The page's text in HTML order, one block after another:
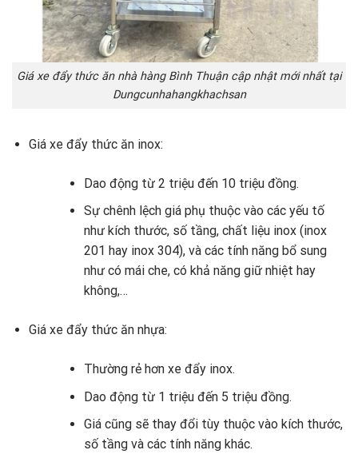
Giá xe đẩy thức ăn nhà hàng Bình Thuận cập nhật mới nhất tại
Dungcunhahangkhachsan
Giá xe đẩy thức ăn inox:
Dao động từ 2 triệu đến 10 triệu đồng.
Sự chênh lệch giá phụ thuộc vào các yếu tố
như kích thước, số tầng, chất liệu inox (inox
201 hay inox 304), và các tính năng bổ sung
như có mái che, có khả năng giữ nhiệt hay
không,…
Giá xe đẩy thức ăn nhựa:
Thường rẻ hơn xe đẩy inox.
Dao động từ 1 triệu đến 5 triệu đồng.
Giá cũng sẽ thay đổi tùy thuộc vào kích thước,
số tầng và các tính năng khác.